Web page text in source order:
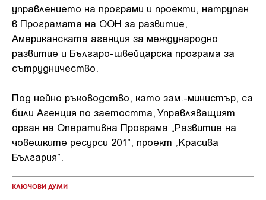
управлението на програми и проекти, натрупан
в Програмата на ООН за развитие,
Американската агенция за международно
развитие и Българо-швейцарска програма за
сътрудничество.
Под нейно ръководство, като зам.-министър, са
били Агенция по заетостта, Управляващият
орган на Оперативна Програма „Развитие на
човешките ресурси 201”, проект „Красива
България”.
КЛЮЧОВИ ДУМИ